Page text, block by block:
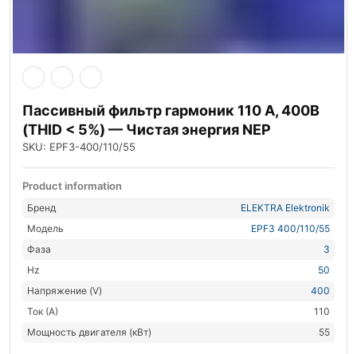
Пассивный фильтр гармоник 110 А, 400В
(THID < 5%) — Чистая энергия NEP
SKU: EPF3-400/110/55
Product information
Бренд
ELEKTRA Elektronik
Модель
EPF3 400/110/55
Фаза
3
Hz
50
Напряжение (V)
400
Ток (А)
110
Мощность двигателя (кВт)
55